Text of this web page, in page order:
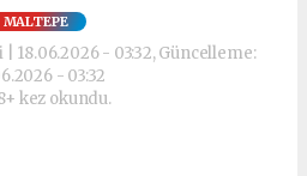
MALTEPE
| 18.06.2026 - 03:32, Güncelleme:
- 03:32
kez okundu.